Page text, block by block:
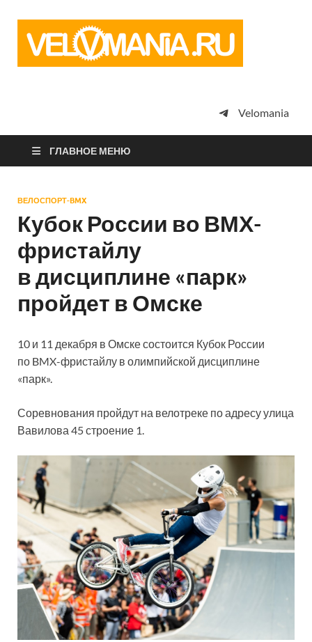
просто
Velomania
ГЛАВНОЕ МЕНЮ
ВЕЛОСПОРТ-BMX
Кубок России во ВМХ-
фристайлу
в дисциплине «парк»
пройдет в Омске
10 и 11 декабря в Омске состоится Кубок России
по BMX-фристайлу в олимпийской дисциплине
«парк».
Соревнования пройдут на велотреке по адресу улица
Вавилова 45 строение 1.